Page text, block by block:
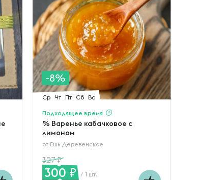
-8%
Ср Чт Пт Сб Вс
Подходящее время
% Варенье кабачковое с
лимоном
от Ешь Деревенское
327
300 / 1 шт.